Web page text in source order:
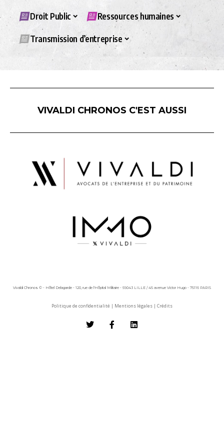
Droit Public Ressources humaines
Transmission d’entreprise
VIVALDI CHRONOS C'EST AUSSI
Vivaldi Chronos © - Hôtel Delagarde - 120, rue de l'Hôpital Militaire - 59043 LILLE / 45 avenue Victor Hugo - 75116 PARIS
Politique de confidentialité | Mentions légales | Crédits